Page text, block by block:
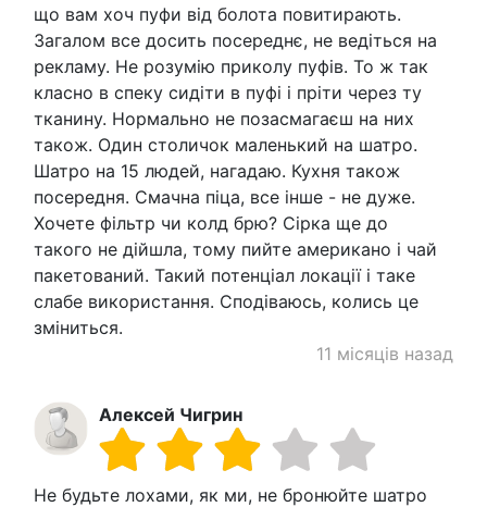
що вам хоч пуфи від болота повитирають.
Загалом все досить посереднє, не ведіться на
рекламу. Не розумію приколу пуфів. То ж так
класно в спеку сидіти в пуфі і пріти через ту
тканину. Нормально не позасмагаєш на них
також. Один столичок маленький на шатро.
Шатро на 15 людей, нагадаю. Кухня також
посередня. Смачна піца, все інше - не дуже.
Хочете фільтр чи колд брю? Сірка ще до
такого не дійшла, тому пийте американо і чай
пакетований. Такий потенціал локації і таке
слабе використання. Сподіваюсь, колись це
зміниться.
11 місяців назад
Алексей Чигрин
Не будьте лохами, як ми, не бронюйте шатро